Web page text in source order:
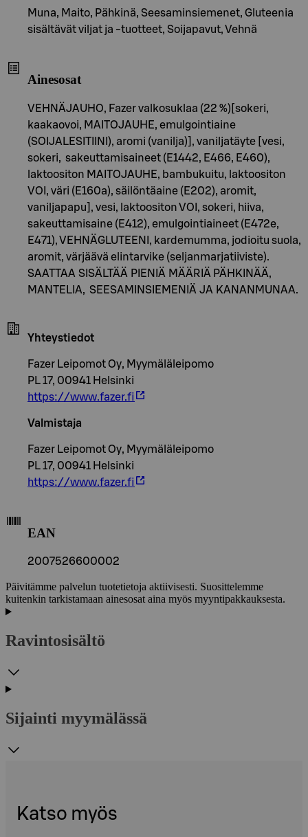
Muna, Maito, Pähkinä, Seesaminsiemenet, Gluteenia
sisältävät viljat ja -tuotteet, Soijapavut, Vehnä
Ainesosat
VEHNÄJAUHO, Fazer valkosuklaa (22 %)[sokeri,
kaakaovoi, MAITOJAUHE, emulgointiaine
(SOIJALESITIINI), aromi (vanilja)], vaniljatäyte [vesi,
sokeri, sakeuttamisaineet (E1442, E466, E460),
laktoositon MAITOJAUHE, bambukuitu, laktoositon
VOI, väri (E160a), säilöntäaine (E202), aromit,
vaniljapapu], vesi, laktoositon VOI, sokeri, hiiva,
sakeuttamisaine (E412), emulgointiaineet (E472e,
E471), VEHNÄGLUTEENI, kardemumma, jodioitu suola,
aromit, värjäävä elintarvike (seljanmarjatiiviste).
SAATTAA SISÄLTÄÄ PIENIÄ MÄÄRIÄ PÄHKINÄÄ,
MANTELIA, SEESAMINSIEMENIÄ JA KANANMUNAA.
Yhteystiedot
Fazer Leipomot Oy, Myymäläleipomo
PL 17, 00941 Helsinki
https://www.fazer.fi
Valmistaja
Fazer Leipomot Oy, Myymäläleipomo
PL 17, 00941 Helsinki
https://www.fazer.fi
EAN
2007526600002
Päivitämme palvelun tuotetietoja aktiivisesti. Suosittelemme
kuitenkin tarkistamaan ainesosat aina myös myyntipakkauksesta.
Ravintosisältö
Sijainti myymälässä
Katso myös